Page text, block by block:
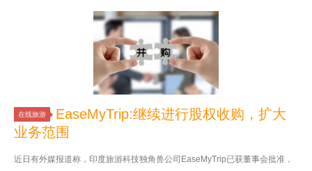
在线旅游
EaseMyTrip:继续进行股权收购，扩大
业务范围
近日有外媒报道称，印度旅游科技独角兽公司EaseMyTrip已获董事会批准，